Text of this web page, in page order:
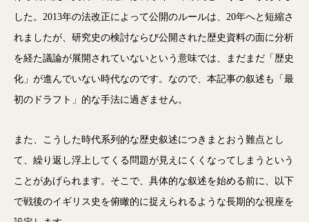
した。2013年の法改正によって公開のルールは、20年へと短縮さ
れましたが、研究史の検討ならび公開された歴史資料の面に分析
を経た議論が展開されていないという意味では、まだまだ「歴史
化」が進んでいない時代なのです。なので、本記事の叙述も「最
初のドラフト」的な手法に過ぎません。
また、こうした時代系列的な歴史叙述につきまとおう難点とし
て、繰り返し浮上してくる問題が見えにくくなってしまうという
ことがあげられます。そこで、具体的な叙述を始める前に、以下
で戦後のイギリス史を俯瞰的に捉えられるような長期的な視座を